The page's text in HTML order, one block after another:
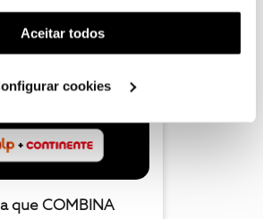
anúncios aos seus interesses
personalizada). Pode gerir a
clicando em "Configurar
Aceitar todos
cookies
que COMBINA